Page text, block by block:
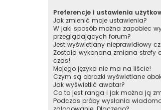
Preferencje i ustawienia
Jak zmienić moje ustawienia?
W jaki sposób można zapobiec
przeglądających forum?
Jest wyświetlany nieprawidłowy
Została wykonana zmiana strefy
czas!
Mojego języka nie ma na liście!
Czym są obrazki wyświetlane
Jak wyświetlić awatar?
Co to jest ranga i jak można ją
Podczas próby wysłania